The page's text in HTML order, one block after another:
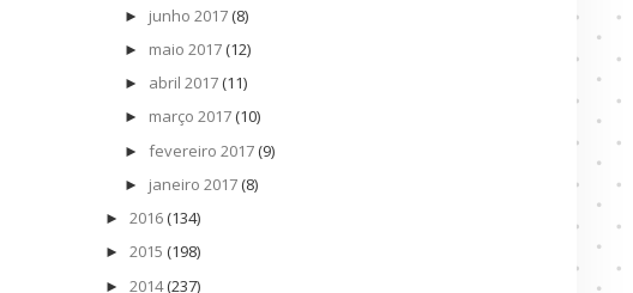
► junho 2017 (8)
► maio 2017 (12)
► abril 2017 (11)
► março 2017 (10)
► fevereiro 2017 (9)
► janeiro 2017 (8)
► 2016 (134)
► 2015 (198)
► 2014 (237)